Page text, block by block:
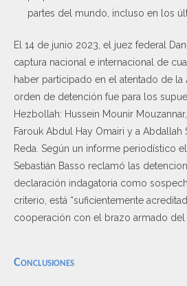
partes del mundo, incluso en los
El 14 de junio 2023, el juez federal
captura nacional e internacional de
haber participado en el atentado de la
orden de detención fue para los
Hezbollah: Hussein Mounir
Farouk Abdul Hay Omairi y a Abdallah
Reda. Según un informe periodístico
Sebastián Basso reclamó las
declaración indagatoria como
criterio, está “suficientemente
cooperación con el brazo armado del
Conclusiones